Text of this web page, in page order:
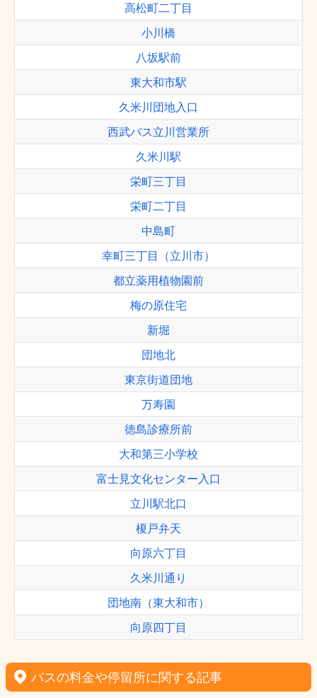
高松町二丁目
小川橋
八坂駅前
東大和市駅
久米川団地入口
西武バス立川営業所
久米川駅
栄町三丁目
栄町二丁目
中島町
幸町三丁目（立川市）
都立薬用植物園前
梅の原住宅
新堀
団地北
東京街道団地
万寿園
徳島診療所前
大和第三小学校
富士見文化センター入口
立川駅北口
榎戸弁天
向原六丁目
久米川通り
団地南（東大和市）
向原四丁目
バスの料金や停留所に関する記事